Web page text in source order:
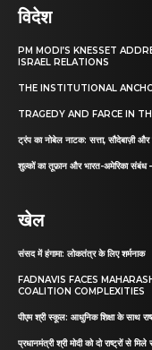
विदेश
PM MODI’S KNESSET
ISRAEL RELATIONS
THE INSTITUTIONAL
TRAGEDY AND FARCE IN
ट्रंप का नोबेल नाटक: सत्ता, सौदेबाज़ी और
शुल्कों का तूफ़ान और भारत-अमेरिका संबंध
खेल
संसद में हंगामा: लोकतंत्र के लिए शर्मनाक
FADNAVIS FACES
COALITION COMPLEXITIES
पीएम श्री स्कूल: आधुनिक शिक्षा के साथ
प्रधानमंत्री श्री मोदी को दो राष्ट्रों से